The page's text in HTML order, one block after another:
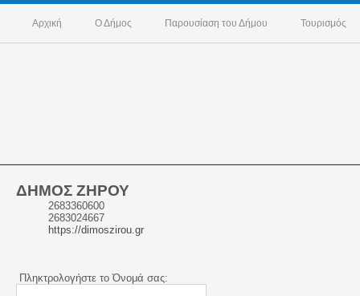
Αρχική Ο Δήμος Παρουσίαση του Δήμου Τουρισμός
ΔΗΜΟΣ ΖΗΡΟΥ
2683360600
2683024667
https://dimoszirou.gr
Πληκτρολογήστε το Όνομά σας: